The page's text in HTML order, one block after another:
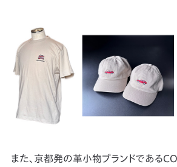
また、京都発の革小物ブランドである